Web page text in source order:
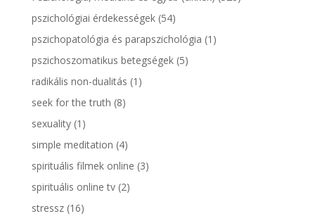
pszichológiai érdekességek(54)
pszichopatológia és parapszichológia (1)
pszichoszomatikus betegségek(5)
radikális non-dualitás (1)
seek for the truth (8)
sexuality(1)
simple meditation (4)
spirituális filmek online (3)
spirituális online tv(2)
stressz(16)